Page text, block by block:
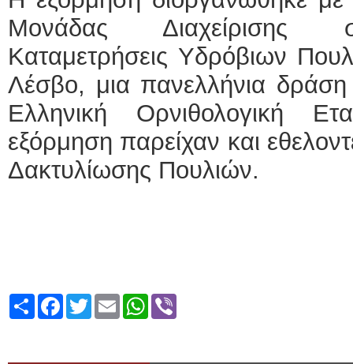
Μονάδας Διαχείρισης
Καταμετρήσεις Υδρόβιων
Λέσβο, μια πανελλήνια δράση
Ελληνική Ορνιθολογική
εξόρμηση παρείχαν και
Δακτυλίωσης Πουλιών.
ShareFacebook
TwitterEmailWhatsApp